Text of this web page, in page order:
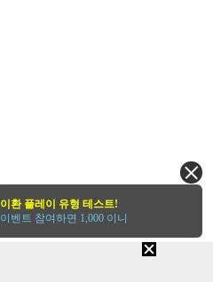
이환 플레이 유형 테스트!
이벤트 참여하면 1,000 이니